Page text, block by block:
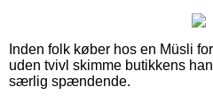
Inden folk køber hos en Müsli
uden tvivl skimme butikkens
særlig spændende.